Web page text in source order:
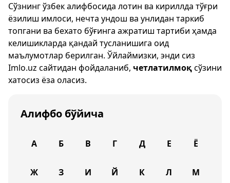
Сўзнинг ўзбек алифбосида лотин ва кириллда тўғри
ёзилиш имлоси, нечта ундош ва унлидан таркиб
топгани ва бехато бўғинга ажратиш тартиби ҳамда
келишикларда қандай тусланишига оид
маълумотлар берилган. Ўйлаймизки, энди сиз
Imlo.uz сайтидан фойдаланиб, четлатилмоқсўзини
хатосиз ёза оласиз.
Алифбо бўйича
А Б В Г Д Е Ё
Ж З И Й К Л М